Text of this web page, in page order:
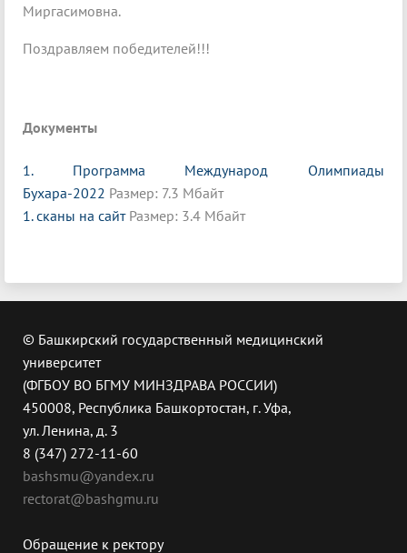
Миргасимовна.
Поздравляем победителей!!!
Документы
1. Программа Международ Олимпиады
Бухара-2022 Размер: 7.3 Мбайт
1. сканы на сайт Размер: 3.4 Мбайт
© Башкирский государственный медицинский
университет
(ФГБОУ ВО БГМУ МИНЗДРАВА РОССИИ)
450008, Республика Башкортостан, г. Уфа,
ул. Ленина, д. 3
8 (347) 272-11-60
bashsmu@yandex.ru
rectorat@bashgmu.ru
Обращение к ректору